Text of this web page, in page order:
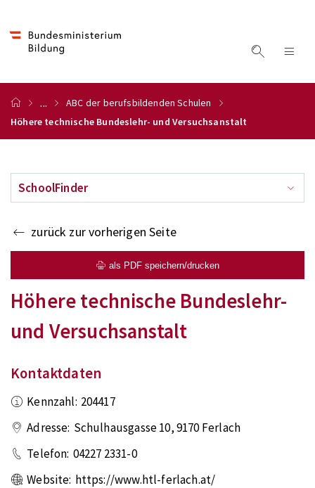
...
ABC der berufsbildenden Schulen
Höhere technische Bundeslehr- und Versuchsanstalt
SchoolFinder
zurück zur vorherigen Seite
als PDF speichern/drucken
Höhere technische Bundeslehr-
und Versuchsanstalt
Kontaktdaten
Kennzahl: 204417
Adresse: Schulhausgasse 10,9170Ferlach
Telefon: 04227 2331-0
Website: https://www.htl-ferlach.at/